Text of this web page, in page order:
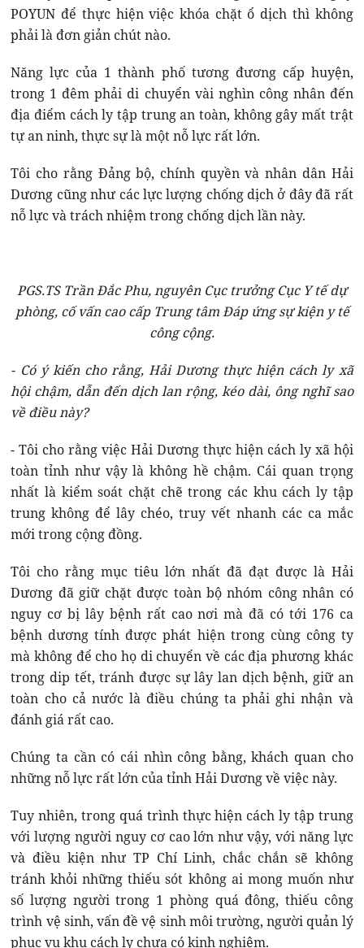
POYUN để thực hiện việc khóa chặt ổ dịch thì không
phải là đơn giản chút nào.
Năng lực của 1 thành phố tương đương cấp huyện,
trong 1 đêm phải di chuyển vài nghìn công nhân đến
địa điểm cách ly tập trung an toàn, không gây mất trật
tự an ninh, thực sự là một nỗ lực rất lớn.
Tôi cho rằng Đảng bộ, chính quyền và nhân dân Hải
Dương cũng như các lực lượng chống dịch ở đây đã rất
nỗ lực và trách nhiệm trong chống dịch lần này.
PGS.TS Trần Đắc Phu, nguyên Cục trưởng Cục Y tế dự
phòng, cố vấn cao cấp Trung tâm Đáp ứng sự kiện y tế
công cộng.
- Có ý kiến cho rằng, Hải Dương thực hiện cách ly xã
hội chậm, dẫn đến dịch lan rộng, kéo dài, ông nghĩ sao
về điều này?
- Tôi cho rằng việc Hải Dương thực hiện cách ly xã hội
toàn tỉnh như vậy là không hề chậm. Cái quan trọng
nhất là kiểm soát chặt chẽ trong các khu cách ly tập
trung không để lây chéo, truy vết nhanh các ca mắc
mới trong cộng đồng.
Tôi cho rằng mục tiêu lớn nhất đã đạt được là Hải
Dương đã giữ chặt được toàn bộ nhóm công nhân có
nguy cơ bị lây bệnh rất cao nơi mà đã có tới 176 ca
bệnh dương tính được phát hiện trong cùng công ty
mà không để cho họ di chuyển về các địa phương khác
trong dip tết, tránh được sự lây lan dịch bệnh, giữ an
toàn cho cả nước là điều chúng ta phải ghi nhận và
đánh giá rất cao.
Chúng ta cần có cái nhìn công bằng, khách quan cho
những nỗ lực rất lớn của tỉnh Hải Dương về việc này.
Tuy nhiên, trong quá trình thực hiện cách ly tập trung
với lượng người nguy cơ cao lớn như vậy, với năng lực
và điều kiện như TP Chí Linh, chắc chắn sẽ không
tránh khỏi những thiếu sót không ai mong muốn như
số lượng người trong 1 phòng quá đông, thiếu công
trình vệ sinh, vấn đề vệ sinh môi trường, người quản lý
phục vụ khu cách ly chưa có kinh nghiệm.